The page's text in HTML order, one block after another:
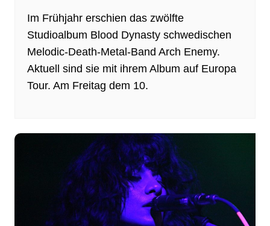
Im Frühjahr erschien das zwölfte
Studioalbum Blood Dynasty schwedischen
Melodic-Death-Metal-Band Arch Enemy.
Aktuell sind sie mit ihrem Album auf Europa
Tour. Am Freitag dem 10.